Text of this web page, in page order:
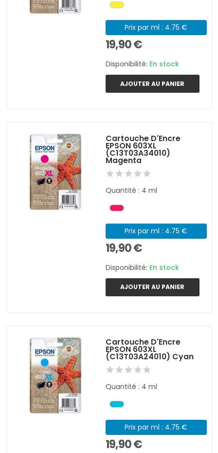
Prix par ml : 4.75 €
19,90 €
Disponibilité: En stock
AJOUTER AU PANIER
Cartouche D'Encre
EPSON 603XL
(C13T03A34010)
Magenta
Quantité : 4 ml
Prix par ml : 4.75 €
19,90 €
Disponibilité: En stock
AJOUTER AU PANIER
Cartouche D'Encre
EPSON 603XL
(C13T03A24010) Cyan
Quantité : 4 ml
Prix par ml : 4.75 €
19,90 €